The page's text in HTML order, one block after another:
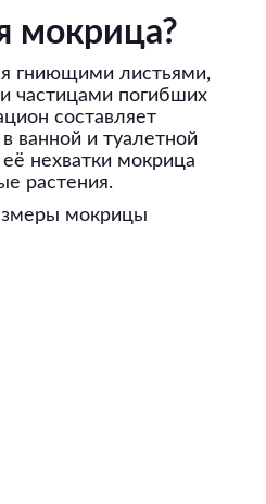
мокрица?
гниющими листьями,
частицами погибших
составляет
ванной и туалетной
нехватки мокрица
растения.